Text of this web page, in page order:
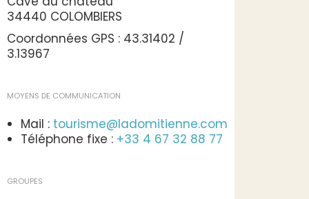
34440 COLOMBIERS
Coordonnées GPS : 43.31402 /
3.13967
MOYENS DE COMMUNICATION
Mail : tourisme@ladomitienne.com
Téléphone fixe : +33 4 67 32 88 77
GROUPES